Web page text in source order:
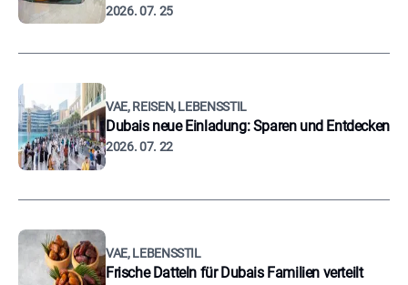
2026. 07. 25
VAE, REISEN, LEBENSSTIL
Dubais neue Einladung: Sparen und Entdecken
2026. 07. 22
VAE, LEBENSSTIL
Frische Datteln für Dubais Familien verteilt